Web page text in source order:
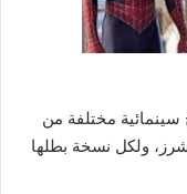
مختلفة من
ولكل نسخة بطلها